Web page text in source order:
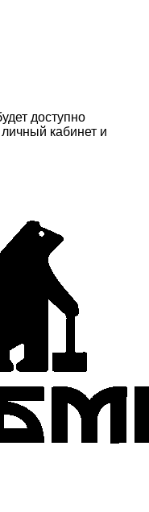
доступно
кабинет и